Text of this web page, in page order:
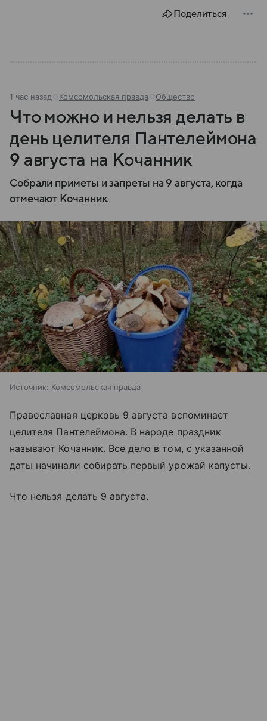
Поделиться
1 час назад Комсомольская правда Общество
Что можно и нельзя делать в
день целителя Пантелеймона
9 августа на Кочанник
Собрали приметы и запреты на 9 августа, когда
отмечают Кочанник.
Источник: Комсомольская правда
Православная церковь 9 августа вспоминает
целителя Пантелеймона. В народе праздник
называют Кочанник. Все дело в том, с указанной
даты начинали собирать первый урожай капусты.
Что нельзя делать 9 августа.